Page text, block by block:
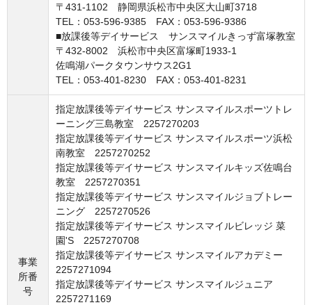
〒431-1102 静岡県浜松市中央区大山町3718
TEL：053-596-9385 FAX：053-596-9386
■放課後等デイサービス サンスマイルきっず富塚教室
〒432-8002 浜松市中央区富塚町1933-1
佐鳴湖パークタウンサウス2G1
TEL：053-401-8230 FAX：053-401-8231
事業
所番
号
指定放課後等デイサービス サンスマイルスポーツトレ
ーニング三島教室 2257270203
指定放課後等デイサービス サンスマイルスポーツ浜松
南教室 2257270252
指定放課後等デイサービス サンスマイルキッズ佐鳴台
教室 2257270351
指定放課後等デイサービス サンスマイルジョブトレー
ニング 2257270526
指定放課後等デイサービス サンスマイルビレッジ 菜
園'S 2257270708
指定放課後等デイサービス サンスマイルアカデミー
2257271094
指定放課後等デイサービス サンスマイルジュニア
2257271169